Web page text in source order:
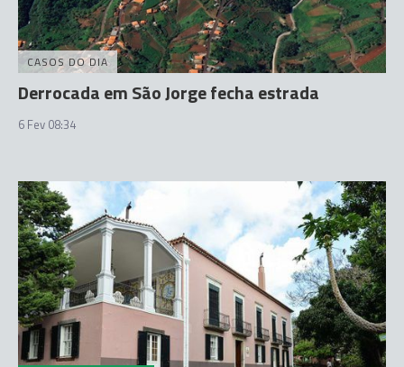
CASOS DO DIA
Derrocada em São Jorge fecha estrada
6 Fev 08:34